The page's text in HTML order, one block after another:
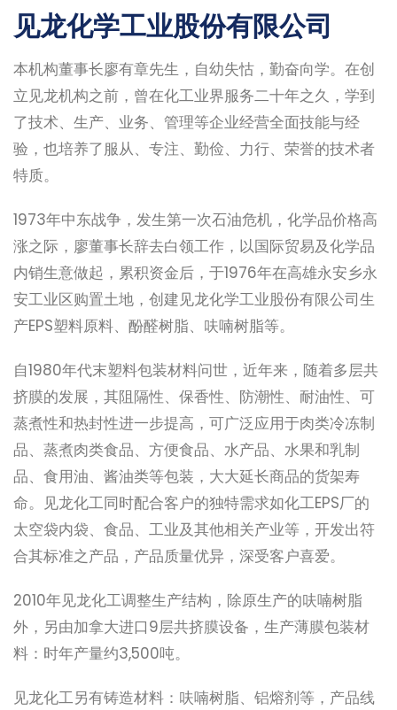
见龙化学工业股份有限公司
本机构董事长廖有章先生，自幼失怙，勤奋向学。在创
立见龙机构之前，曾在化工业界服务二十年之久，学到
了技术、生产、业务、管理等企业经营全面技能与经
验，也培养了服从、专注、勤俭、力行、荣誉的技术者
特质。
1973年中东战争，发生第一次石油危机，化学品价格高
涨之际，廖董事长辞去白领工作，以国际贸易及化学品
内销生意做起，累积资金后，于1976年在高雄永安乡永
安工业区购置土地，创建见龙化学工业股份有限公司生
产EPS塑料原料、酚醛树脂、呋喃树脂等。
自1980年代末塑料包装材料问世，近年来，随着多层共
挤膜的发展，其阻隔性、保香性、防潮性、耐油性、可
蒸煮性和热封性进一步提高，可广泛应用于肉类冷冻制
品、蒸煮肉类食品、方便食品、水产品、水果和乳制
品、食用油、酱油类等包装，大大延长商品的货架寿
命。见龙化工同时配合客户的独特需求如化工EPS厂的
太空袋内袋、食品、工业及其他相关产业等，开发出符
合其标准之产品，产品质量优异，深受客户喜爱。
2010年见龙化工调整生产结构，除原生产的呋喃树脂
外，另由加拿大进口9层共挤膜设备，生产薄膜包装材
料：时年产量约3,500吨。
见龙化工另有铸造材料：呋喃树脂、铝熔剂等，产品线